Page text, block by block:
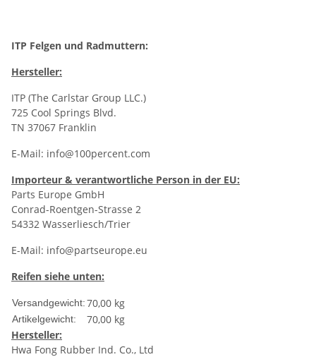
ITP Felgen und Radmuttern:
Hersteller:
ITP (The Carlstar Group LLC.)
725 Cool Springs Blvd.
TN 37067 Franklin
E-Mail: info@100percent.com
Importeur & verantwortliche Person in der EU:
Parts Europe GmbH
Conrad-Roentgen-Strasse 2
54332 Wasserliesch/Trier
E-Mail: info@partseurope.eu
Reifen siehe unten:
Versandgewicht:70,00 kg
Artikelgewicht: 70,00 kg
Hersteller:
Hwa Fong Rubber Ind. Co., Ltd